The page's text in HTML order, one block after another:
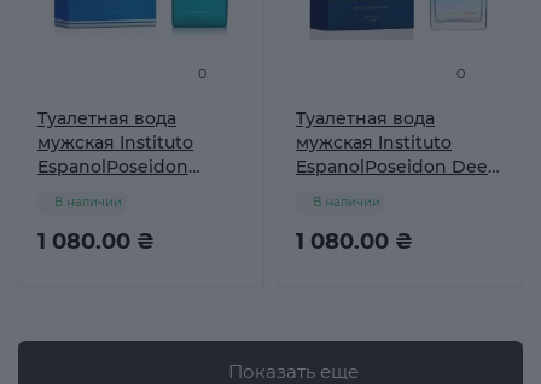
0
Туалетная вода
мужская Instituto
EspanolPoseidon
1 080.00 ₴
В наличии
0
Туалетная вода
мужская Instituto
EspanolPoseidon Deep,
1 080.00 ₴
В наличии
Показать еще